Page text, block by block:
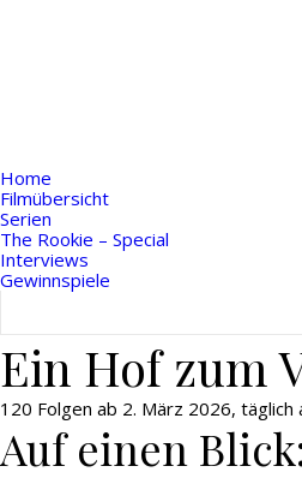
Home
Filmübersicht
Serien
The Rookie – Special
Interviews
Gewinnspiele
Ein Hof zum
120 Folgen ab 2. März 2026, täglich
Auf einen